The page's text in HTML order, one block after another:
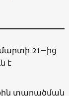
21–ից
է
տարածման